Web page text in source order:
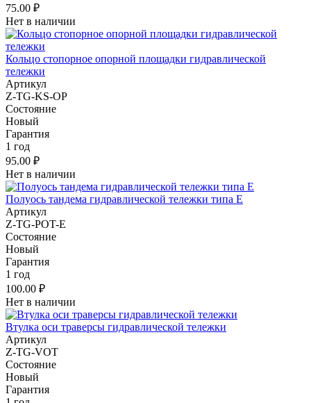
75.00 ₽
Нет в наличии
Кольцо стопорное опорной площадки гидравлической
тележки
Артикул
Z-TG-KS-OP
Состояние
Новый
Гарантия
1 год
95.00 ₽
Нет в наличии
Полуось тандема гидравлической тележки типа Е
Артикул
Z-TG-POT-E
Состояние
Новый
Гарантия
1 год
100.00 ₽
Нет в наличии
Втулка оси траверсы гидравлической тележки
Артикул
Z-TG-VOT
Состояние
Новый
Гарантия